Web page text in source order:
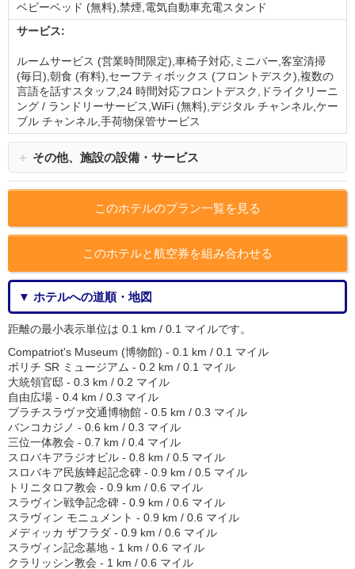
ベビーベッド (無料),禁煙,電気自動車充電スタンド
サービス:
ルームサービス (営業時間限定),車椅子対応,ミニバー,客室清掃
(毎日),朝食 (有料),セーフティボックス (フロントデスク),複数の
言語を話すスタッフ,24 時間対応フロントデスク,ドライクリーニ
ング / ランドリーサービス,WiFi (無料),デジタル チャンネル,ケー
ブル チャンネル,手荷物保管サービス
＋ その他、施設の設備・サービス
このホテルのプラン一覧を見る
このホテルと航空券を組み合わせる
▼ ホテルへの道順・地図
距離の最小表示単位は 0.1 km / 0.1 マイルです。
Compatriot's Museum (博物館) - 0.1 km / 0.1 マイル
ポリチ SR ミュージアム - 0.2 km / 0.1 マイル
大統領官邸 - 0.3 km / 0.2 マイル
自由広場 - 0.4 km / 0.3 マイル
ブラチスラヴァ交通博物館 - 0.5 km / 0.3 マイル
バンコカジノ - 0.6 km / 0.3 マイル
三位一体教会 - 0.7 km / 0.4 マイル
スロバキアラジオビル - 0.8 km / 0.5 マイル
スロバキア民族蜂起記念碑 - 0.9 km / 0.5 マイル
トリニタロフ教会 - 0.9 km / 0.6 マイル
スラヴィン戦争記念碑 - 0.9 km / 0.6 マイル
スラヴィン モニュメント - 0.9 km / 0.6 マイル
メディッカ ザフラダ - 0.9 km / 0.6 マイル
スラヴィン記念墓地 - 1 km / 0.6 マイル
クラリッシン教会 - 1 km / 0.6 マイル